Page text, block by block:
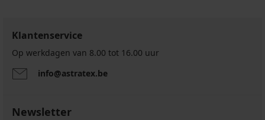
Klantenservice
Op werkdagen van 8.00 tot 16.00 uur
info@astratex.be
Newsletter